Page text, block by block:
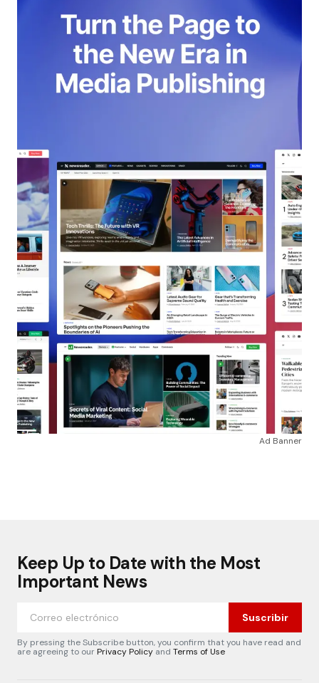
Ad Banner
Keep Up to Date with the Most
Important News
Suscribir
By pressing the Subscribe button, you confirm that you have read and
are agreeing to ourPrivacy Policy and Terms of Use